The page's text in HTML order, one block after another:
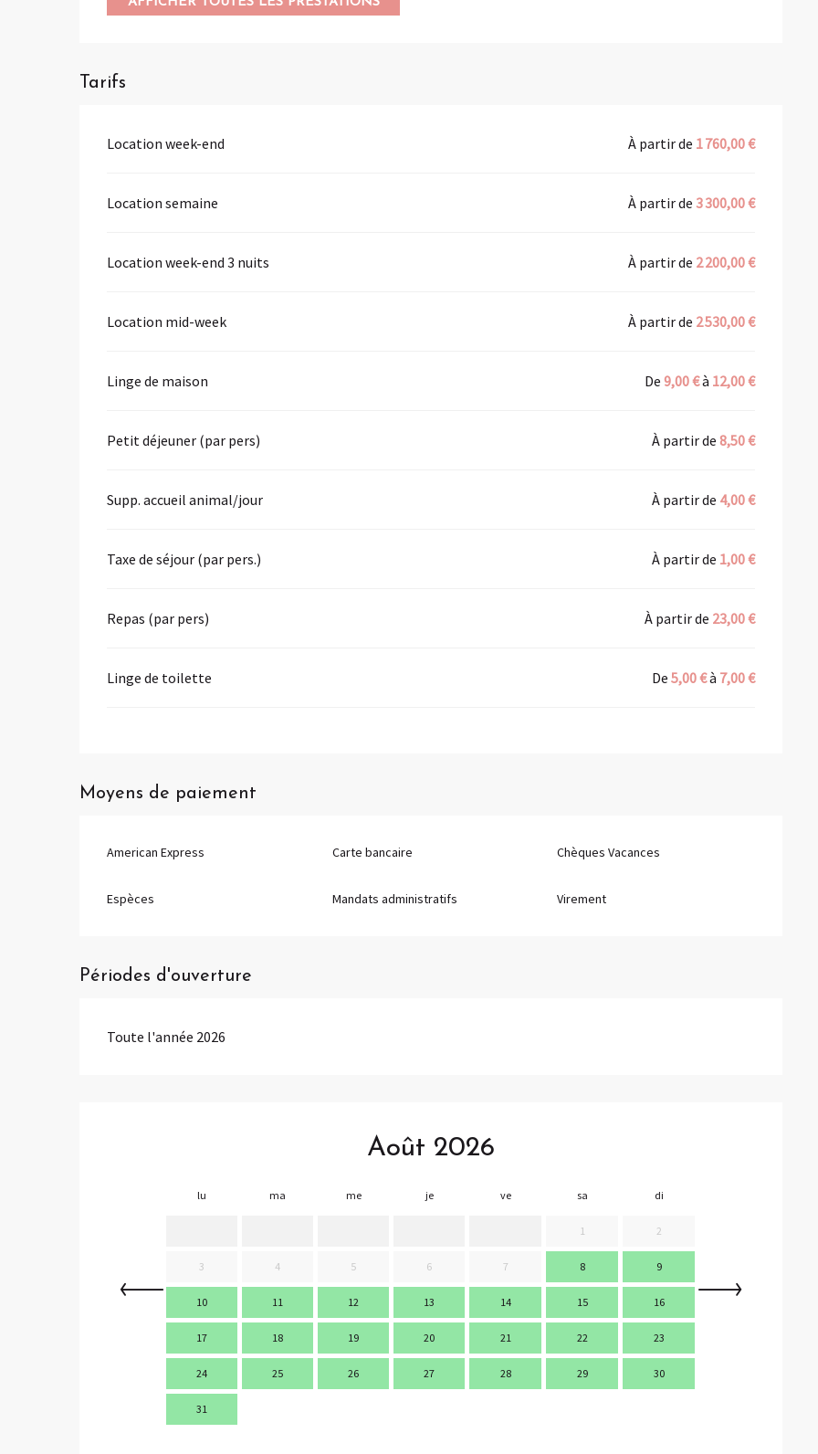
Tarifs
Location week-end À partir de 1 760,00 €
Location semaine À partir de3 300,00 €
Location week-end 3 nuits À partir de 2 200,00 €
Location mid-week À partir de 2 530,00 €
Linge de maison De9,00 €à 12,00 €
Petit déjeuner (par pers) À partir de8,50 €
Supp. accueil animal/jour À partir de 4,00 €
Taxe de séjour (par pers.) À partir de 1,00 €
Repas (par pers) À partir de 23,00 €
Linge de toilette De5,00 €à 7,00 €
Moyens de paiement
American Express Carte bancaire Chèques Vacances
Espèces Mandats administratifs Virement
Périodes d'ouverture
Toute l'année 2026
Août 2026
lu ma me je ve sa di
1 2
3 4 5 6 7 8 9
10 11 12 13 14 15 16
17 18 19 20 21 22 23
24 25 26 27 28 29 30
31